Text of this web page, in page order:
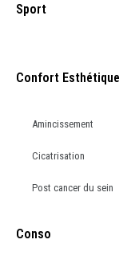
Sport
Confort Esthétique
Amincissement
Cicatrisation
Post cancer du sein
Conso